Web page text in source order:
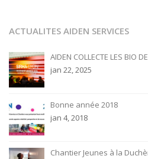
ACTUALITES AIDEN SERVICES
AIDEN COLLECTE LES BIO
jan 22, 2025
Bonne année 2018
jan 4, 2018
Chantier Jeunes à la